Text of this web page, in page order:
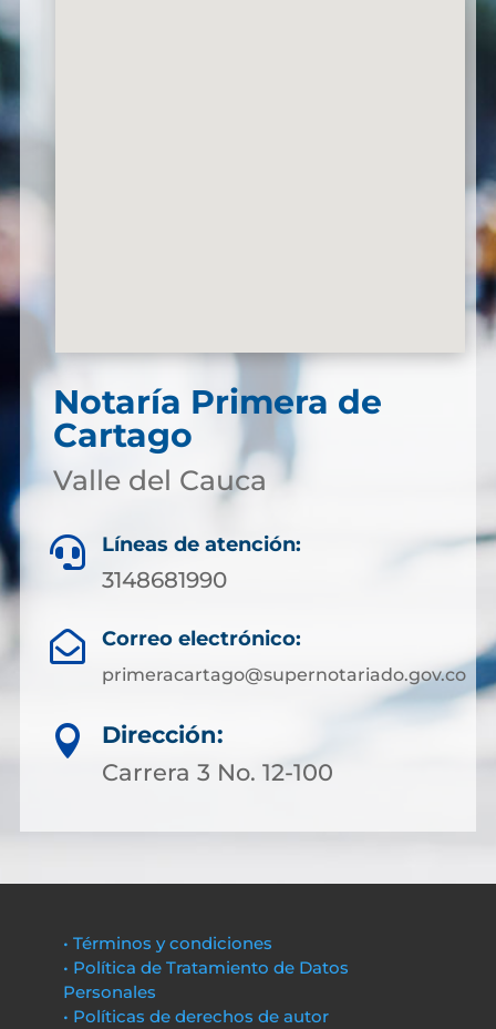
Notaría Primera de
Cartago
Valle del Cauca
 Líneas de atención:
3148681990
 Correo electrónico:
primeracartago@supernotariado.gov.co

Dirección:
Carrera 3 No. 12-100
• Términos y condiciones
• Política de Tratamiento de Datos
Personales
• Políticas de derechos de autor